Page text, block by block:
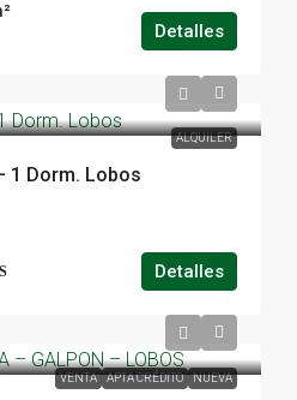
Detalles
ALQUILER
1 Dorm. Lobos
Detalles
VENTA APTA CRÉDITO NUEVA